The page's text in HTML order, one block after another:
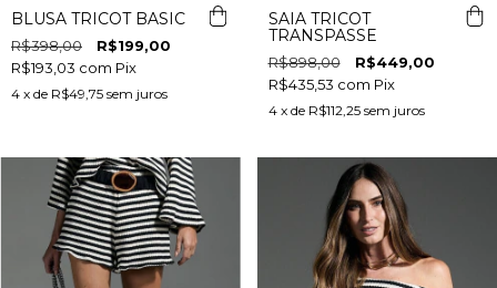
BLUSA TRICOT BASIC
R$398,00
R$199,00
R$193,03 com Pix
4 x de R$49,75 sem juros
SAIA TRICOT
TRANSPASSE
R$898,00
R$449,00
R$435,53 com Pix
4 x de R$112,25 sem juros